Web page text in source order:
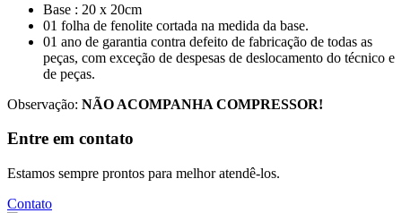
Base : 20 x 20cm
01 folha de fenolite cortada na medida da base.
01 ano de garantia contra defeito de fabricação de todas as
peças, com exceção de despesas de deslocamento do técnico e
de peças.
Observação: NÃO ACOMPANHA COMPRESSOR!
Entre em contato
Estamos sempre prontos para melhor atendê-los.
Contato